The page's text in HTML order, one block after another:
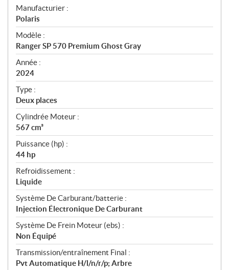
S
p
é
c
i
f
i
c
a
t
i
o
n
s
Manufacturier :
Polaris
Modèle :
Ranger SP 570 Premium Ghost Gray
Année :
2024
Type :
Deux places
Cylindrée Moteur :
567 cm³
Puissance (hp) :
44 hp
Refroidissement :
Liquide
Système De Carburant/batterie :
Injection Électronique De Carburant
Système De Frein Moteur (ebs) :
Non Équipé
Transmission/entraînement Final :
Pvt Automatique H/l/n/r/p; Arbre